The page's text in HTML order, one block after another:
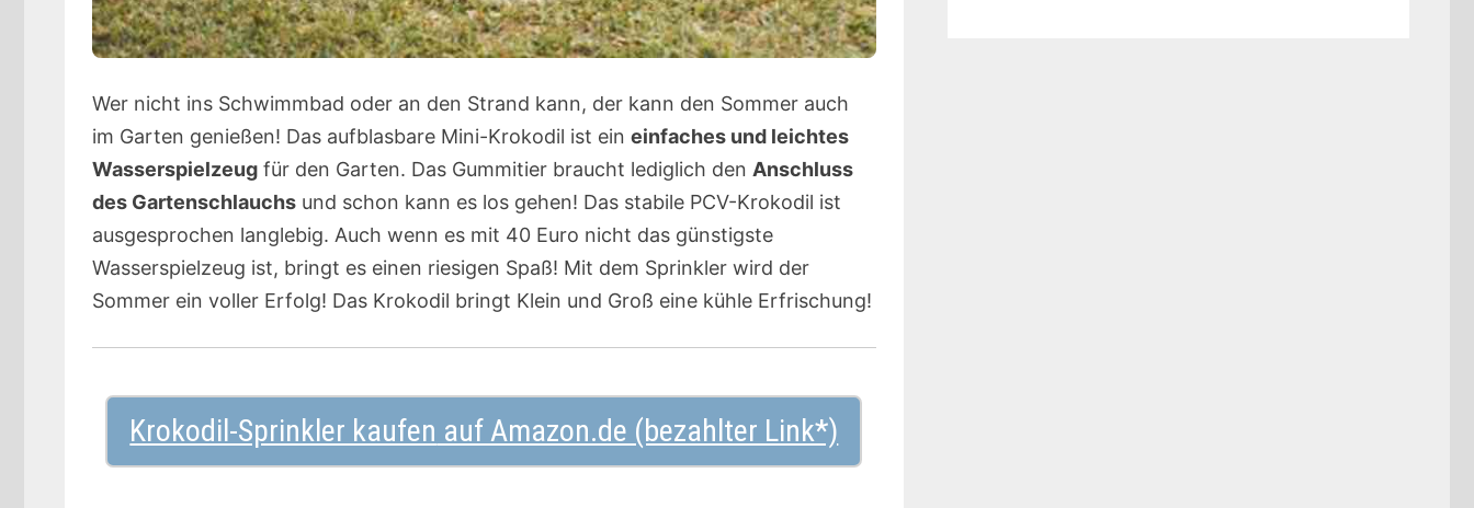
Wer nicht ins Schwimmbad oder an den Strand kann, der kann den Sommer auch
im Garten genießen! Das aufblasbare Mini-Krokodil ist eineinfaches und leichtes
Wasserspielzeug für den Garten. Das Gummitier braucht lediglich den Anschluss
des Gartenschlauchs und schon kann es los gehen! Das stabile PCV-Krokodil ist
ausgesprochen langlebig. Auch wenn es mit 40 Euro nicht das günstigste
Wasserspielzeug ist, bringt es einen riesigen Spaß! Mit dem Sprinkler wird der
Sommer ein voller Erfolg! Das Krokodil bringt Klein und Groß eine kühle Erfrischung!
Krokodil-Sprinkler kaufen